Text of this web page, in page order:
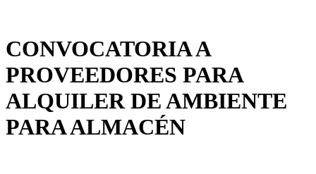
CONVOCATORIA A
PROVEEDORES PARA
ALQUILER DE AMBIENTE
PARA ALMACÉN